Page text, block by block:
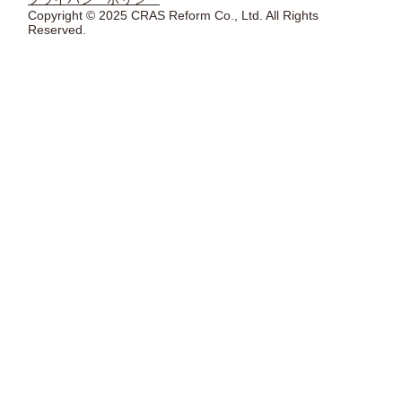
Copyright © 2025 CRAS Reform Co., Ltd. All Rights
Reserved.